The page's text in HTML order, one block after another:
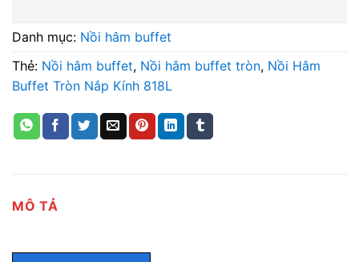
Danh mục: Nồi hâm buffet
Thẻ: Nồi hâm buffet, Nồi hâm buffet tròn, Nồi Hâm
Buffet Tròn Nắp Kính 818L
MÔ TẢ